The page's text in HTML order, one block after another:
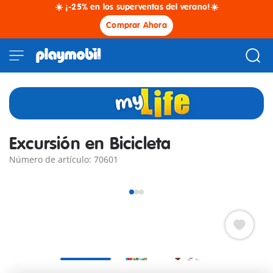
☀️ ¡-25% en los superventas del verano!☀️
Comprar Ahora
Excursión en Bicicleta
Número de artículo: 70601